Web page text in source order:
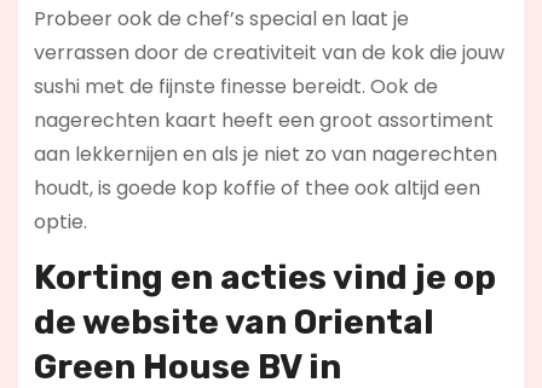
Probeer ook de chef’s special en laat je
verrassen door de creativiteit van de kok die jouw
sushi met de fijnste finesse bereidt. Ook de
nagerechten kaart heeft een groot assortiment
aan lekkernijen en als je niet zo van nagerechten
houdt, is goede kop koffie of thee ook altijd een
optie.
Korting en acties vind je op
de website van Oriental
Green House BV in